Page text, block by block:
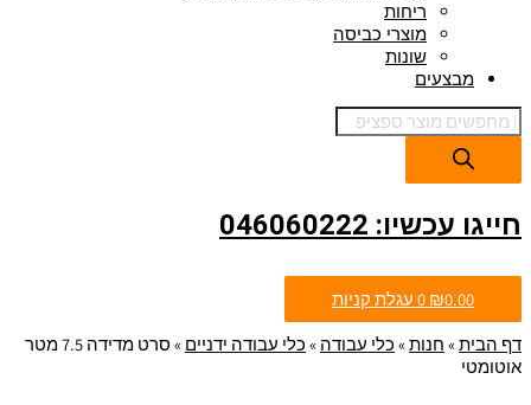
ריחות
מוצרי כביסה
שונות
מבצעים
חייגו עכשיו: 046060222
₪0.00
0 עגלת קניות
דף הבית» חנות» כלי עבודה » כלי עבודה ידניים »
סרט מדידה 7.5 מטר
אוטומטי